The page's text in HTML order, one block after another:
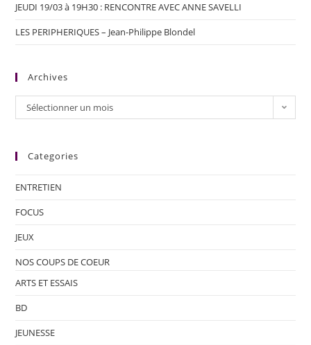
JEUDI 19/03 à 19H30 : RENCONTRE AVEC ANNE SAVELLI
LES PERIPHERIQUES – Jean-Philippe Blondel
Archives
Sélectionner un mois
Categories
ENTRETIEN
FOCUS
JEUX
NOS COUPS DE COEUR
ARTS ET ESSAIS
BD
JEUNESSE